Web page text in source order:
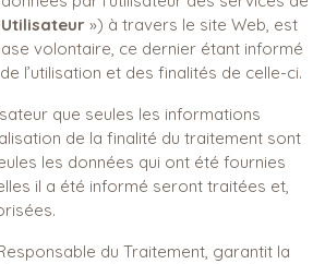
») à travers le site Web, est
volontaire, ce dernier étant informé
l’utilisation et des finalités de celle-ci.
que seules les informations
de la finalité du traitement sont
les données qui ont été fournies
il a été informé seront traitées et,
du Traitement, garantit la